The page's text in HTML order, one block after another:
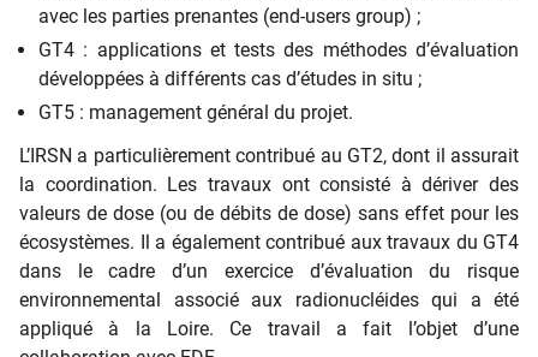
avec les parties prenantes (end-users group) ;
GT4 : applications et tests des méthodes d’évaluation
développées à différents cas d’études in situ ;
GT5 : management général du projet.
L’IRSN a particulièrement contribué au GT2, dont il assurait
la coordination. Les travaux ont consisté à dériver des
valeurs de dose (ou de débits de dose) sans effet pour les
écosystèmes. Il a également contribué aux travaux du GT4
dans le cadre d’un exercice d’évaluation du risque
environnemental associé aux radionucléides qui a été
appliqué à la Loire. Ce travail a fait l’objet d’une